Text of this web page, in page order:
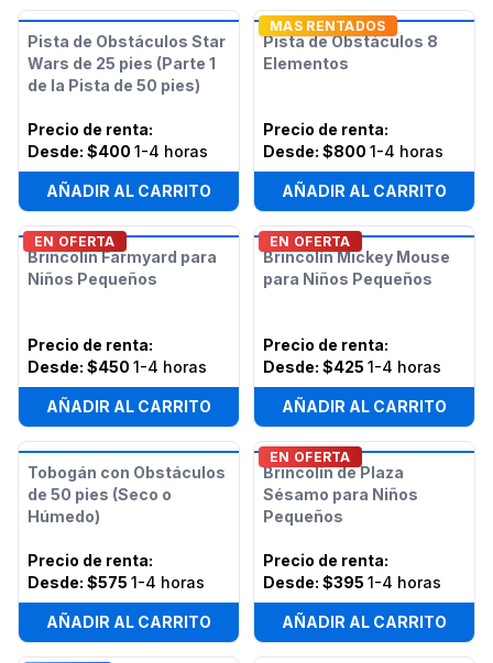
Pista de Obstáculos Star
Wars de 25 pies (Parte 1
de la Pista de 50 pies)
Precio de renta:
Desde: $400 1-4 horas
AÑADIR AL CARRITO
MAS RENTADOS
Pista de Obstáculos 8
Elementos
Precio de renta:
Desde: $800 1-4 horas
AÑADIR AL CARRITO
EN OFERTA
Brincolín Farmyard para
Niños Pequeños
Precio de renta:
Desde: $450 1-4 horas
AÑADIR AL CARRITO
EN OFERTA
Brincolín Mickey Mouse
para Niños Pequeños
Precio de renta:
Desde: $425 1-4 horas
AÑADIR AL CARRITO
Tobogán con Obstáculos
de 50 pies (Seco o
Húmedo)
Precio de renta:
Desde: $575 1-4 horas
AÑADIR AL CARRITO
EN OFERTA
Brincolín de Plaza
Sésamo para Niños
Pequeños
Precio de renta:
Desde: $395 1-4 horas
AÑADIR AL CARRITO